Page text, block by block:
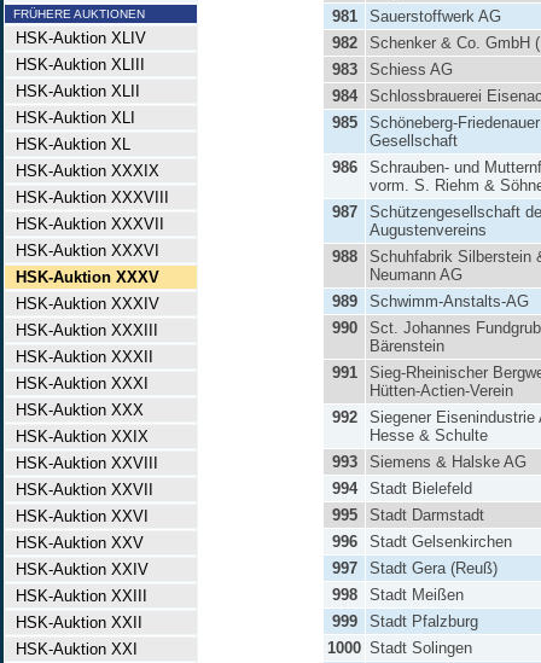
FRÜHERE AUKTIONEN
HSK-Auktion XLIV
HSK-Auktion XLIII
HSK-Auktion XLII
HSK-Auktion XLI
HSK-Auktion XL
HSK-Auktion XXXIX
HSK-Auktion XXXVIII
HSK-Auktion XXXVII
HSK-Auktion XXXVI
HSK-Auktion XXXV
HSK-Auktion XXXIV
HSK-Auktion XXXIII
HSK-Auktion XXXII
HSK-Auktion XXXI
HSK-Auktion XXX
HSK-Auktion XXIX
HSK-Auktion XXVIII
HSK-Auktion XXVII
HSK-Auktion XXVI
HSK-Auktion XXV
HSK-Auktion XXIV
HSK-Auktion XXIII
HSK-Auktion XXII
HSK-Auktion XXI
981
Sauerstoffwerk AG
982
Schenker & Co. GmbH
983
Schiess AG
984
Schlossbrauerei
985
Schöneberg-
Gesellschaft
986
Schrauben- und
vorm. S. Riehm &
987
Schützengesellschaft
Augustenvereins
988
Schuhfabrik Silberstein
Neumann AG
989
Schwimm-Anstalts-AG
990
Sct. Johannes
Bärenstein
991
Sieg-Rheinischer
Hütten-Actien-Verein
992
Siegener Eisenindustrie
Hesse & Schulte
993
Siemens & Halske AG
994
Stadt Bielefeld
995
Stadt Darmstadt
996
Stadt Gelsenkirchen
997
Stadt Gera (Reuß)
998
Stadt Meißen
999
Stadt Pfalzburg
1000 Stadt Solingen